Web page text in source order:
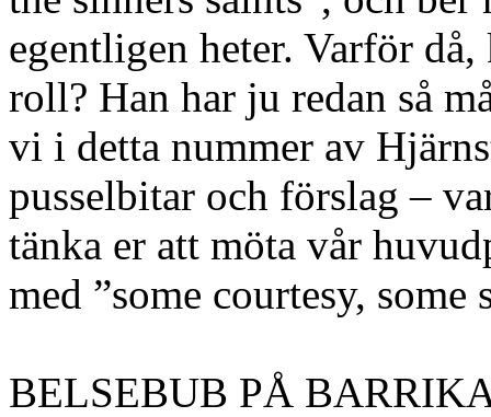
egentligen heter. Varför
roll? Han har ju redan så
vi i detta nummer av
pusselbitar och förslag –
tänka er att möta vår
med ”some courtesy, some
BELSEBUB PÅ